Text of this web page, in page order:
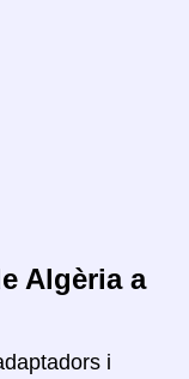
Algèria a
i